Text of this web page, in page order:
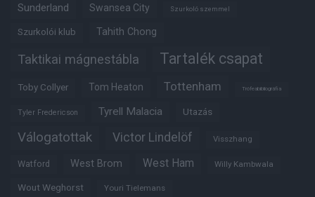
Sunderland Swansea City Szurkoló szemmel
Szurkolói klub Tahith Chong
Taktikai mágnestábla Tartalék csapat
Toby Collyer Tom Heaton Tottenham Trófeabibliográfia
Tyler Fredericson Tyrell Malacia Utazás
Válogatottak Victor Lindelöf Visszhang
Watford West Brom West Ham Willy Kambwala
Wout Weghorst Youri Tielemans